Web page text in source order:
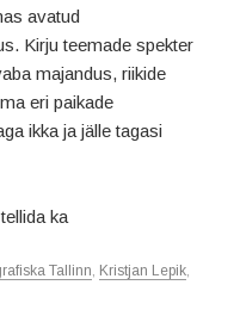
avatud
Kirju teemade spekter
majandus, riikide
eri paikade
ikka ja jälle tagasi
ka
Tallinn, Kristjan Lepik,